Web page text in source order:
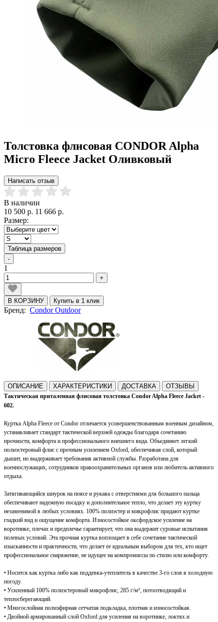
Толстовка флисовая CONDOR Alpha
Micro Fleece Jacket Оливковый
Написать отзыв
В наличии
10 500 р. 11 666 р.
Размер:
Таблица размеров
-
1
+
В КОРЗИНУ Купить в 1 клик
Бренд: Condor Outdoor
ОПИСАНИЕ ХАРАКТЕРИСТИКИ ДОСТАВКА ОТЗЫВЫ
Тактическая приталенная флисовая толстовка Condor Alpha Fleece Jacket -
602.
Куртка Alpha Fleece от Condor отличается усовершенствованным военным дизайном,
устанавливает стандарт тактической верхней одежды благодаря сочетанию
прочности, комфорта и профессионального внешнего вида. Объединяет легкий
полиэстеровый флис с прочным усилением Oxford, обеспечивая слой, который
дышит, но выдерживает требования активной службы. Разработана для
военнослужащих, сотрудников правоохранительных органов или любитель активного
отдыха.
Затягивающийся шнурок на поясе и рукава с отверстиями для большого пальца
обеспечивают надежную посадку и дополнительное тепло, что делает эту куртку
незаменимой в любых условиях. 100% полиэстер и микрофлис придают куртке
гладкий вид и ощущение комфорта. Износостойкое оксфордское усиление на
воротнике, плечах и предплечье гарантирует, что она выдержит суровые испытания
полевых условий. Эта прочная куртка воплощает в себе сочетание тактической
изысканности и практичности, что делает ее идеальным выбором для тех, кто ищет
профессиональное снаряжение, не идущее на компромиссы по стилю или комфорту.
• Носится как куртка либо как поддевка-утеплитель в качестве 3-го слоя в холодную
погоду.
• Усиленный 100% полиэстеровый микрофлис, 285 г/м², потоотводящий и
теплосберегающий.
• Многослойная полиэфирная сетчатая подкладка, плотная и износостойкая.
• Двойной армированный слой Oxford для усиления на воротнике, локтях и